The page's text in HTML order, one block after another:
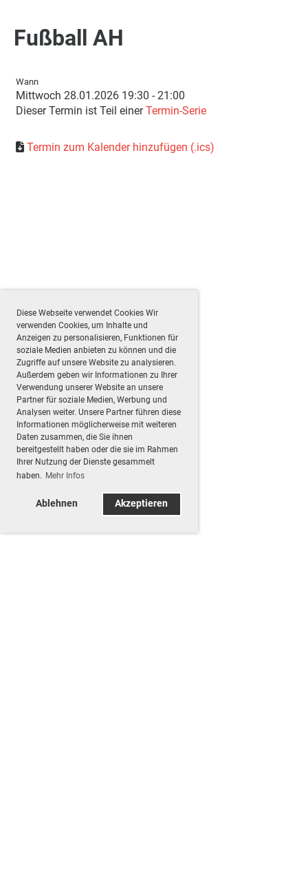
Diese Webseite verwendet Cookies Wir
verwenden Cookies, um Inhalte und
Anzeigen zu personalisieren, Funktionen für
soziale Medien anbieten zu können und die
Zugriffe auf unsere Website zu analysieren.
Außerdem geben wir Informationen zu Ihrer
Verwendung unserer Website an unsere
Partner für soziale Medien, Werbung und
Analysen weiter. Unsere Partner führen diese
Informationen möglicherweise mit weiteren
Daten zusammen, die Sie ihnen
bereitgestellt haben oder die sie im Rahmen
Ihrer Nutzung der Dienste gesammelt
haben. Mehr Infos
Ablehnen Akzeptieren
Fußball AH
Wann
Mittwoch 28.01.2026 19:30 - 21:00
Dieser Termin ist Teil einerTermin-Serie
Termin zum Kalender hinzufügen (.ics)